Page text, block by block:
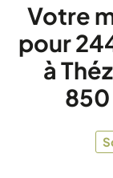
Votre
pour
à
850